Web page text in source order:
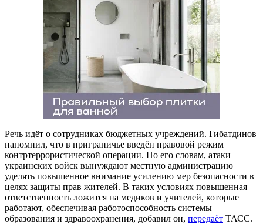
Речь идёт о сотрудниках бюджетных учреждений. Гибатдинов
напомнил, что в приграничье введён правовой режим
контртеррористической операции. По его словам, атаки
украинских войск вынуждают местную администрацию
уделять повышенное внимание усилению мер безопасности в
целях защиты прав жителей. В таких условиях повышенная
ответственность ложится на медиков и учителей, которые
работают, обеспечивая работоспособность системы
образования и здравоохранения, добавил он, передаёт ТАСС.